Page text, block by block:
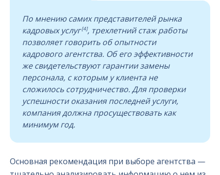
По мнению самих представителей рынка
кадровых услуг [4], трехлетний стаж работы
позволяет говорить об опытности
кадрового агентства. Об его эффективности
же свидетельствуют гарантии замены
персонала, с которым у клиента не
сложилось сотрудничество. Для проверки
успешности оказания последней услуги,
компания должна просуществовать как
минимум год.
Основная рекомендация при выборе агентства —